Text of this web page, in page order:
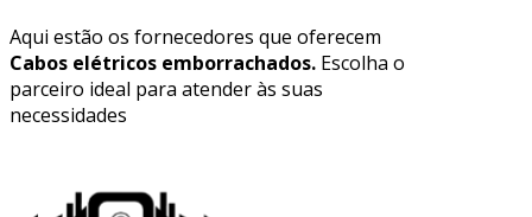
Aqui estão os fornecedores que oferecem
Cabos elétricos emborrachados. Escolha o
parceiro ideal para atender às suas
necessidades